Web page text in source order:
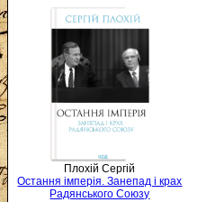
Плохій Сергій
Остання імперія. Занепад і крах
Радянського Союзу